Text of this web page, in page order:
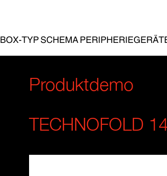
BOX-TYPSCHEMA
Produktdemo
TECHNOFOLD